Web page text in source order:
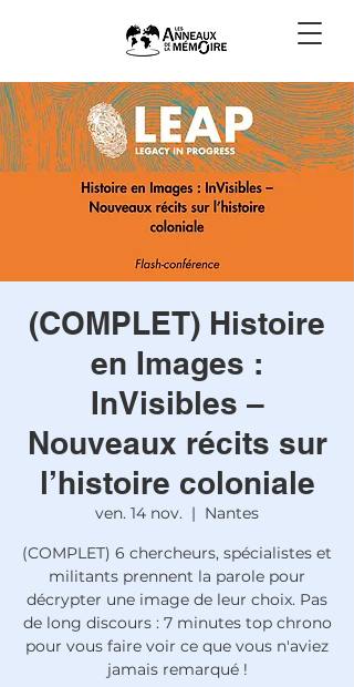
(COMPLET) Histoire
en Images :
InVisibles –
Nouveaux récits sur
l’histoire coloniale
ven. 14 nov.
  |
Nantes
(COMPLET) 6 chercheurs, spécialistes et
militants prennent la parole pour
décrypter une image de leur choix. Pas
de long discours : 7 minutes top chrono
pour vous faire voir ce que vous n'aviez
jamais remarqué !